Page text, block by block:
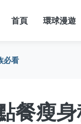
首頁 環球漫遊
必看
餐瘦